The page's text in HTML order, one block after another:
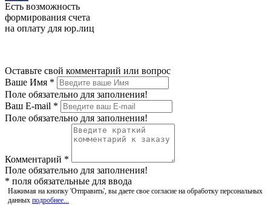
Есть возможность
формирования счета
на оплату для юр.лиц
Оставьте свой комментарий или вопрос
Ваше Имя *
Поле обязательно для заполнения!
Ваш E-mail *
Поле обязательно для заполнения!
Комментарий *
Поле обязательно для заполнения!
* поля обязательные для ввода
Нажимая на кнопку 'Отправить', вы даете свое согласие на обработку персональных
данных подробнее...